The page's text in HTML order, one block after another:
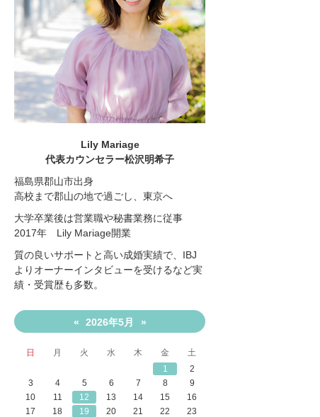
Lily Mariage
代表カウンセラー松沢明希子
福島県郡山市出身
高校まで郡山の地で過ごし、東京へ
大学卒業後は営業職や秘書業務に従事
2017年 Lily Mariage開業
質の良いサポートと高い成婚実績で、IBJ
よりオーナーインタビューを受けるなど実
績・受賞歴も多数。
« 2026年5月 »
日 月 火 水 木 金
土
1
2
3
4 5 6 7 8
9
10
11 12 13 14 15
16
17
18 19 20 21 22
23